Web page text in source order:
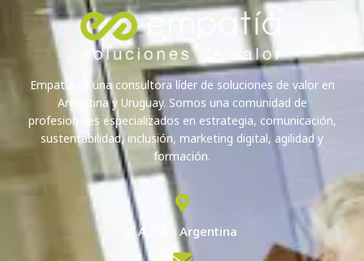
Empatía es una consultora líder de soluciones de valor en
Argentina y Uruguay. Somos una comunidad de
profesionales especializados en estrategia, comunicación,
sustentabilidad, inclusión, marketing digital, agilidad y
formación.
C.A.B.A - Argentina